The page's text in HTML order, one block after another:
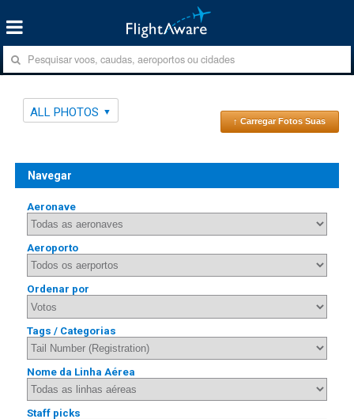
ALL PHOTOS
↑ Carregar Fotos Suas
Navegar
Aeronave
Aeroporto
Ordenar por
Tags / Categorias
Nome da Linha Aérea
Staff picks